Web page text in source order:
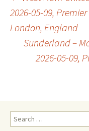
2026-05-09,
London, England
Sunderland –
2026-05-09,
Search
for: